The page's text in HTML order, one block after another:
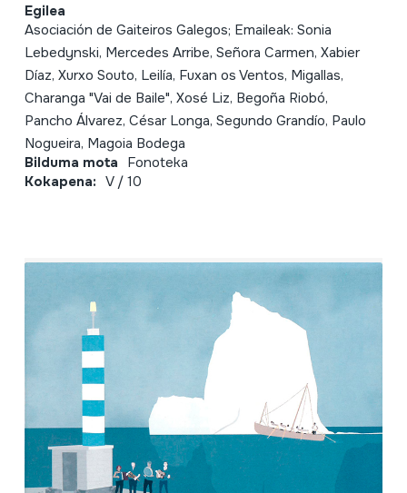
Egilea
Asociación de Gaiteiros Galegos; Emaileak: Sonia
Lebedynski, Mercedes Arribe, Señora Carmen, Xabier
Díaz, Xurxo Souto, Leilía, Fuxan os Ventos, Migallas,
Charanga "Vai de Baile", Xosé Liz, Begoña Riobó,
Pancho Álvarez, César Longa, Segundo Grandío, Paulo
Nogueira, Magoia Bodega
Bilduma mota Fonoteka
Kokapena: V / 10